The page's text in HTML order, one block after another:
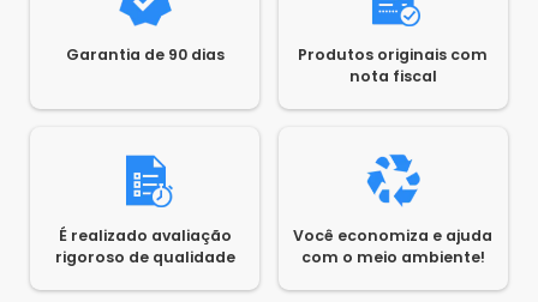
Garantia de 90 dias
Produtos originais com
nota fiscal
É realizado avaliação
rigoroso de qualidade
Você economiza e ajuda
com o meio ambiente!